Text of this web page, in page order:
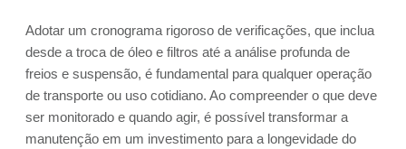
Adotar um cronograma rigoroso de verificações, que inclua
desde a troca de óleo e filtros até a análise profunda de
freios e suspensão, é fundamental para qualquer operação
de transporte ou uso cotidiano. Ao compreender o que deve
ser monitorado e quando agir, é possível transformar a
manutenção em um investimento para a longevidade do